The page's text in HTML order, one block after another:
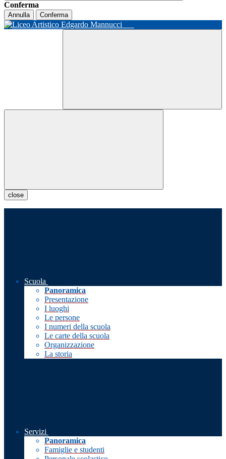
Conferma
Annulla Conferma
close
Scuola
Panoramica
Presentazione
I luoghi
Le persone
I numeri della scuola
Le carte della scuola
Organizzazione
La storia
Servizi
Panoramica
Famiglie e studenti